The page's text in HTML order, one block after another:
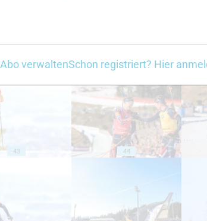
38 39
43 44
Abo verwaltenSchon registriert? Hier